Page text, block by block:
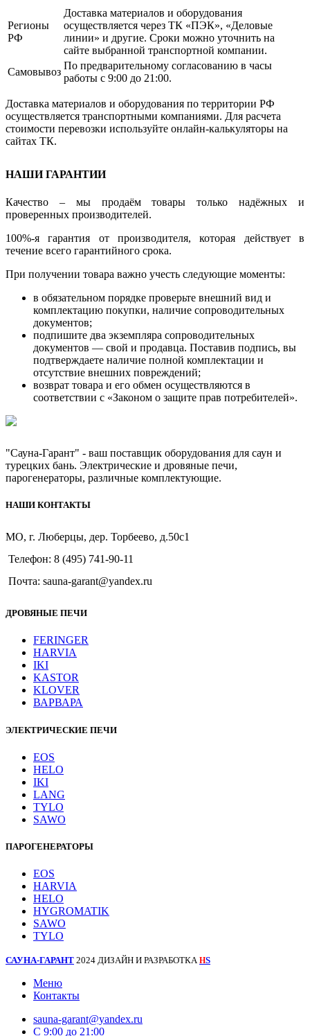
Регионы
РФ
Доставка материалов и оборудования
осуществляется через ТК «ПЭК», «Деловые
линии» и другие. Сроки можно уточнить на
сайте выбранной транспортной компании.
Самовывоз
По предварительному согласованию в часы
работы с 9:00 до 21:00.
Доставка материалов и оборудования по территории РФ
осуществляется транспортными компаниями. Для расчета
стоимости перевозки используйте онлайн-калькуляторы на
сайтах ТК.
НАШИ ГАРАНТИИ
Качество – мы продаём товары только надёжных и
проверенных производителей.
100%-я гарантия от производителя, которая действует в
течение всего гарантийного срока.
При получении товара важно учесть следующие моменты:
в обязательном порядке проверьте внешний вид и
комплектацию покупки, наличие сопроводительных
документов;
подпишите два экземпляра сопроводительных
документов — свой и продавца. Поставив подпись, вы
подтверждаете наличие полной комплектации и
отсутствие внешних повреждений;
возврат товара и его обмен осуществляются в
соответствии с «Законом о защите прав потребителей».
"Сауна-Гарант" - ваш поставщик оборудования для саун и
турецких бань. Электрические и дровяные печи,
парогенераторы, различные комплектующие.
НАШИ КОНТАКТЫ
МО, г. Люберцы, дер. Торбеево, д.50с1
Телефон: 8 (495) 741-90-11
Почта: sauna-garant@yandex.ru
ДРОВЯНЫЕ ПЕЧИ
FERINGER
HARVIA
IKI
KASTOR
KLOVER
ВАРВАРА
ЭЛЕКТРИЧЕСКИЕ ПЕЧИ
EOS
HELO
IKI
LANG
TYLO
SAWO
ПАРОГЕНЕРАТОРЫ
EOS
HARVIA
HELO
HYGROMATIK
SAWO
TYLO
САУНА-ГАРАНТ 2024 ДИЗАЙН И РАЗРАБОТКАHS
Меню
Контакты
sauna-garant@yandex.ru
C 9:00 до 21:00